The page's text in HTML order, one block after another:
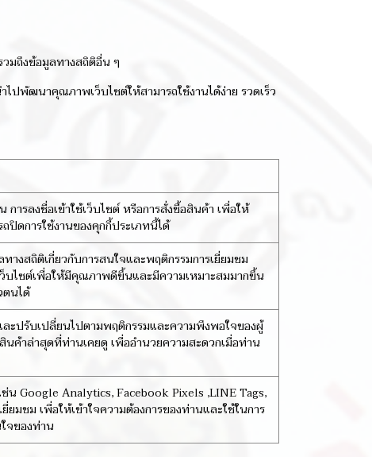
มถึงข้อมูลทางสถิติอื่น ๆ
ปพัฒนาคุณภาพเว็บไซต์ให้สามารถใช้งานได้ง่าย รวดเร็ว
ารลงชื่อเข้าใช้เว็บไซต์ หรือการสั่งซื้อสินค้า เพื่อให้
ปิดการใช้งานของคุกกี้ประเภทนี้ได้
างสถิติเกี่ยวกับการสนใจและพฤติกรรมการเยี่ยมชม
บไซต์เพื่อให้มีคุณภาพดีขึ้นและมีความเหมาะสมมากขึ้น
ตนได้
ะปรับเปลี่ยนไปตามพฤติกรรมและความพึงพอใจของผู้
นค้าล่าสุดที่ท่านเคยดู เพื่ออำนวยความสะดวกเมื่อท่าน
น Google Analytics, Facebook Pixels ,LINE Tags,
มชม เพื่อให้เข้าใจความต้องการของท่านและใช้ในการ
จของท่าน